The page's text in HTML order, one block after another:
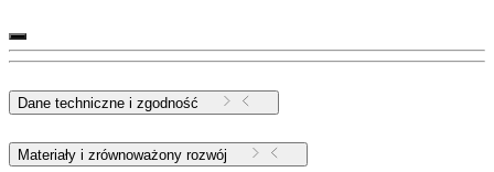
Dane techniczne i zgodność
Materiały i zrównoważony rozwój